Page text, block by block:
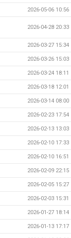
2026-05-06 10:56
2026-04-28 20:33
2026-03-27 15:34
2026-03-26 15:03
2026-03-24 18:11
2026-03-18 12:01
2026-03-14 08:00
2026-02-23 17:54
2026-02-13 13:03
2026-02-10 17:33
2026-02-10 16:51
2026-02-09 22:15
2026-02-05 15:27
2026-02-03 15:31
2026-01-27 18:14
2026-01-13 17:17